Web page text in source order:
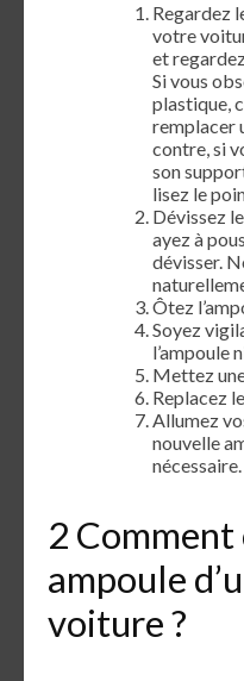
Regardez
votre
et
Si vous
plastique,
remplacer
contre, si
son
lisez le
Dévissez
ayez à
dévisser.
Ôtez
Soyez
l’ampoule
Mettez
Replacez
Allumez
nouvelle
nécessaire.
2 Comment
ampoule
voiture ?